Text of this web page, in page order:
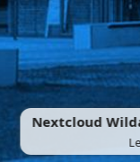
Nextcloud